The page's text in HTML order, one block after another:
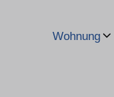
Wohnung